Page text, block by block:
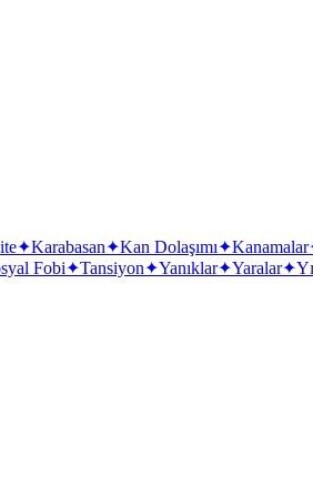
✦Karabasan✦Kan Dolaşımı✦Kanamalar
Fobi✦Tansiyon✦Yanıklar✦Yaralar✦